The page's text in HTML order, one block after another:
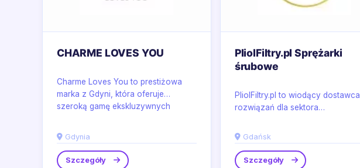
CHARME LOVES YOU
Charme Loves You to prestiżowa
marka z Gdyni, która oferuje
szeroką gamę ekskluzywnych
Gdynia
Szczegóły
PliolFiltry.pl Sprężarki
śrubowe
PliolFiltry.pl to wiodący dostawca
rozwiązań dla sektora
w dostarczaniu...
Gdańsk
Szczegóły